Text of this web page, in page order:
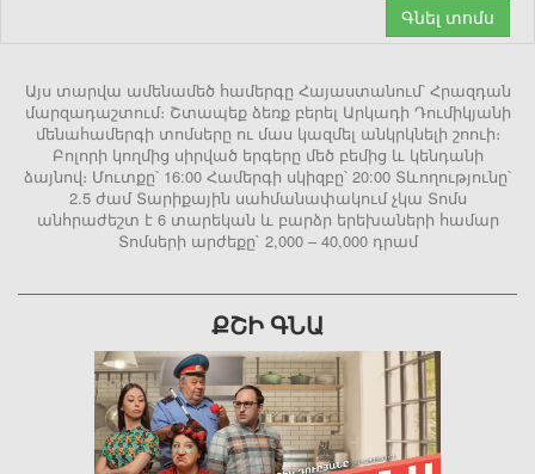
Գնել տոմս
Այս տարվա ամենամեծ համերգը Հայաստանում՝ Հրազդան
մարզադաշտում։ Շտապեք ձեռք բերել Արկադի Դումիկյանի
մենահամերգի տոմսերը ու մաս կազմել անկրկնելի շոուի։
Բոլորի կողմից սիրված երգերը մեծ բեմից և կենդանի
ձայնով։ Մուտքը՝ 16:00 Համերգի սկիզբը՝ 20:00 Տևողությունը՝
2.5 ժամ Տարիքային սահմանափակում չկա Տոմս
անհրաժեշտ է 6 տարեկան և բարձր երեխաների համար
Տոմսերի արժեքը` 2,000 – 40,000 դրամ
ՔՇԻ ԳՆԱ